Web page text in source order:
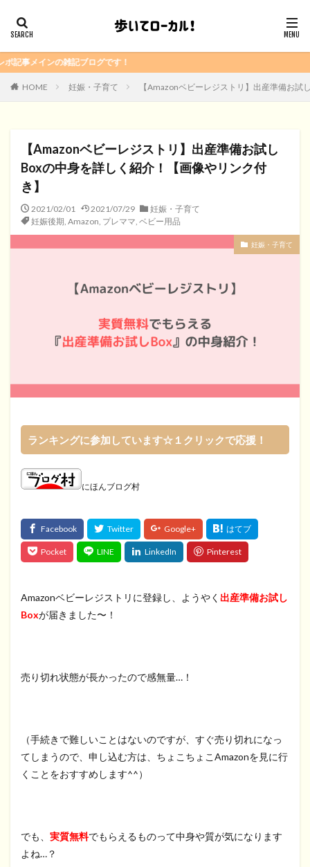
グです！
HOME 妊娠・子育て 【Amazonベビーレジストリ】出産準備お
【Amazonベビーレジストリ】出産準備お試し
Boxの中身を詳しく紹介！【画像やリンク付
き】
2021/02/01 2021/07/29
妊娠・子育て
妊娠後期, Amazon, プレママ, ベビー用品
妊娠・子育て
ランキングに参加しています☆１クリックで応援！
にほんブログ村
Amazonベビーレジストリに登録し、ようやく 出産準備お試し
Boxが届きました〜！
売り切れ状態が長かったので感無量…！
（手続きで難しいことはないのですが、すぐ売り切れになっ
てしまうので、申し込む方は、ちょこちょこAmazonを見に行
くことをおすすめします^^）
でも、 実質無料でもらえるものって中身や質が気になります
よね…？